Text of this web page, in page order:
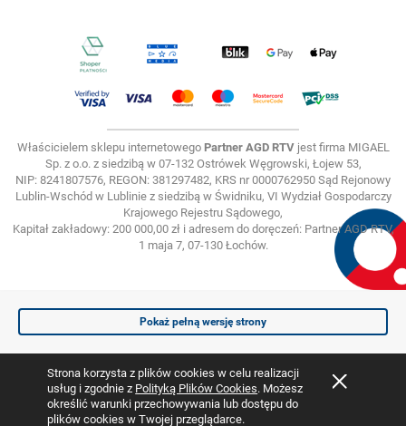
Strona korzysta z plików cookies w celu realizacji
usług i zgodnie z Polityką Plików Cookies. Możesz
określić warunki przechowywania lub dostępu do
plików cookies w Twojej przeglądarce.
Właścicielem sklepu internetowego Partner AGD RTVjest firma MIGAEL
Sp. z o.o. z siedzibą w 07-132 Ostrówek Węgrowski, Łojew 53,
NIP: 8241807576, REGON: 381297482, KRS nr 0000762950 Sąd Rejonowy
Lublin-Wschód w Lublinie z siedzibą w Świdniku, VI Wydział Gospodarczy
Krajowego Rejestru Sądowego,
Kapitał zakładowy: 200 000,00 zł i adresem do doręczeń: Partner AGD RTV,
1 maja 7, 07-130 Łochów.
Pokaż pełną wersję strony
Sklep internetowy Shoper.pl